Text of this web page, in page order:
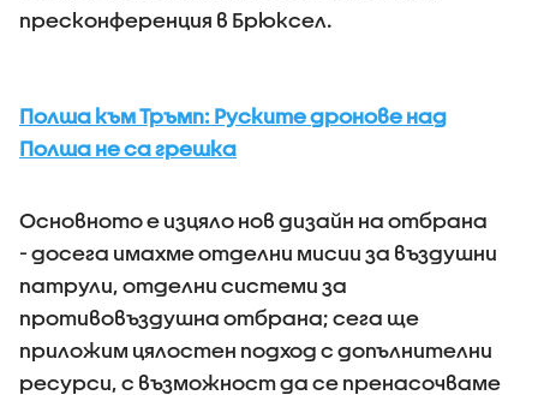
пресконференция в Брюксел.
Полша към Тръмп: Руските дронове над
Полша не са грешка
Основното е изцяло нов дизайн на отбрана
- досега имахме отделни мисии за въздушни
патрули, отделни системи за
противовъздушна отбрана; сега ще
приложим цялостен подход с допълнителни
ресурси, с възможност да се пренасочваме